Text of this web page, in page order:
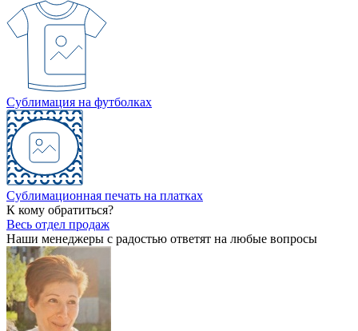
Сублимация на футболках
Сублимационная печать на платках
К кому обратиться?
Весь отдел продаж
Наши менеджеры с радостью ответят на любые вопросы